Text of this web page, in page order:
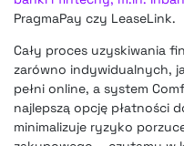
PragmaPay czy LeaseLink.
Cały proces uzyskiwania
zarówno indywidualnych,
pełni online, a system
najlepszą opcję płatności
minimalizuje ryzyko